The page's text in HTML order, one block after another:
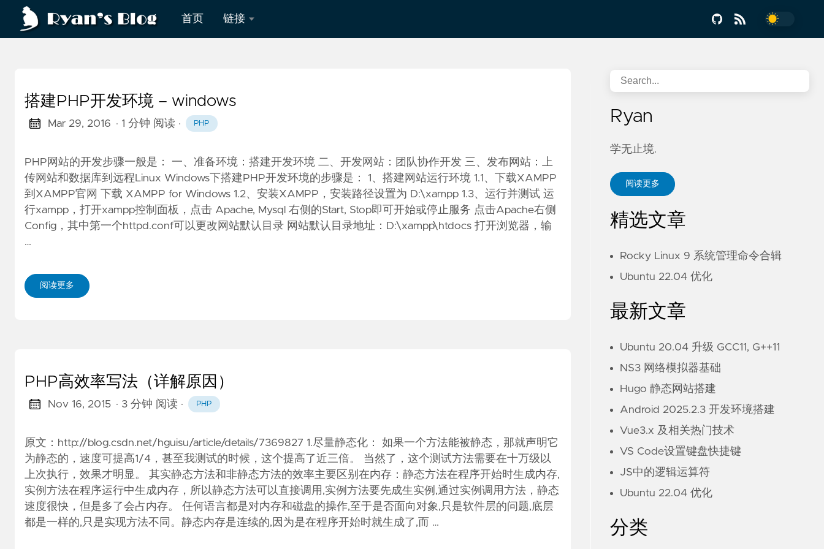
首页 链接
过程
考核
搭建PHP开发环境 – windows
Mar 29, 2016 · 1 分钟 阅读 · PHP
PHP网站的开发步骤一般是： 一、准备环境：搭建开发环境 二、开发网站：团队协作开发 三、发布网站：上
传网站和数据库到远程Linux Windows下搭建PHP开发环境的步骤是： 1、搭建网站运行环境 1.1、下载XAMPP
到XAMPP官网 下载 XAMPP for Windows 1.2、安装XAMPP，安装路径设置为 D:\xampp 1.3、运行并测试 运
行xampp，打开xampp控制面板，点击 Apache, Mysql 右侧的Start, Stop即可开始或停止服务 点击Apache右侧
Config，其中第一个httpd.conf可以更改网站默认目录 网站默认目录地址：D:\xampp\htdocs 打开浏览器，输
…
阅读更多
PHP高效率写法（详解原因）
Nov 16, 2015 · 3 分钟 阅读 · PHP
原文：http://blog.csdn.net/hguisu/article/details/7369827 1.尽量静态化： 如果一个方法能被静态，那就声明它
为静态的，速度可提高1/4，甚至我测试的时候，这个提高了近三倍。 当然了，这个测试方法需要在十万级以
上次执行，效果才明显。 其实静态方法和非静态方法的效率主要区别在内存：静态方法在程序开始时生成内存,
实例方法在程序运行中生成内存，所以静态方法可以直接调用,实例方法要先成生实例,通过实例调用方法，静态
速度很快，但是多了会占内存。 任何语言都是对内存和磁盘的操作,至于是否面向对象,只是软件层的问题,底层
都是一样的,只是实现方法不同。静态内存是连续的,因为是在程序开始时就生成了,而 …
Ryan
学无止境.
阅读更多
精选文章
Rocky Linux 9 系统管理命令合辑
Ubuntu 22.04 优化
最新文章
Ubuntu 20.04 升级 GCC11, G++11
NS3 网络模拟器基础
Hugo 静态网站搭建
Android 2025.2.3 开发环境搭建
Vue3.x 及相关热门技术
VS Code设置键盘快捷键
JS中的逻辑运算符
Ubuntu 22.04 优化
分类